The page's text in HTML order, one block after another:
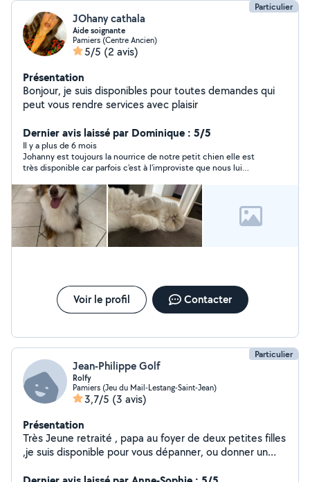
Particulier
JOhany cathala
Aide soignante
Pamiers (Centre Ancien)
5/5 (2 avis)
Présentation
Bonjour, je suis disponibles pour toutes demandes qui
peut vous rendre services avec plaisir
Dernier avis laissé par Dominique : 5/5
Il y a plus de 6 mois
Johanny est toujours la nourrice de notre petit chien elle est
très disponible car parfois c'est à l'improviste que nous lui
aussi (mais des chats). Elle est très souriante et aimable.
Voir le profil Contacter
Particulier
Jean-Philippe Golf
Rolfy
Pamiers (Jeu du Mail-Lestang-Saint-Jean)
3,7/5 (3 avis)
Présentation
Très Jeune retraité , papa au foyer de deux petites filles
,je suis disponible pour vous dépanner, ou donner un